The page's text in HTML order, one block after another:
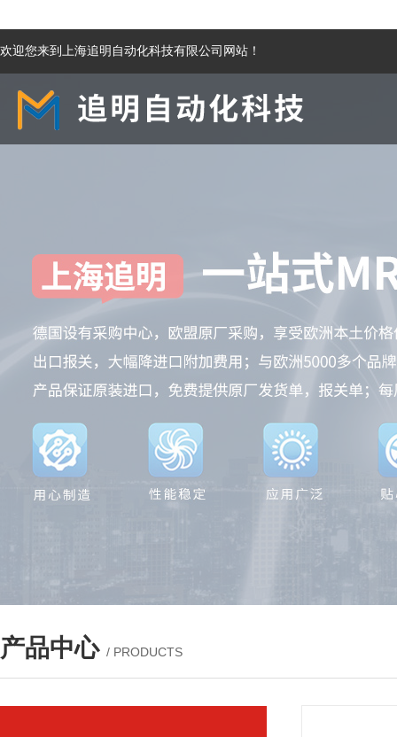
欢迎您来到上海追明自动化科技有限公司网站！
产品中心 / PRODUCTS